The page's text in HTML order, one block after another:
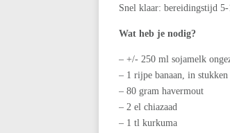
Snel klaar: bereidingstijd
Wat heb je nodig?
– +/- 250 ml sojamelk
– 1 rijpe banaan, in stukken
– 80 gram havermout
– 2 el chiazaad
– 1 tl kurkuma